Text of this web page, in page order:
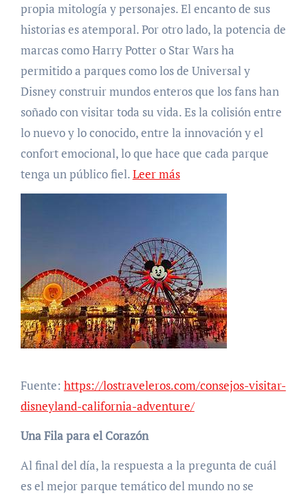
propia mitología y personajes. El encanto de sus
historias es atemporal. Por otro lado, la potencia de
marcas como Harry Potter o Star Wars ha
permitido a parques como los de Universal y
Disney construir mundos enteros que los fans han
soñado con visitar toda su vida. Es la colisión entre
lo nuevo y lo conocido, entre la innovación y el
confort emocional, lo que hace que cada parque
tenga un público fiel.Leer más
Fuente: https://lostraveleros.com/consejos-visitar-
disneyland-california-adventure/
Una Fila para el Corazón
Al final del día, la respuesta a la pregunta de cuál
es el mejor parque temático del mundo no se